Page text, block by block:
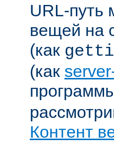
URL-путь
вещей на
(как
(как
Контент